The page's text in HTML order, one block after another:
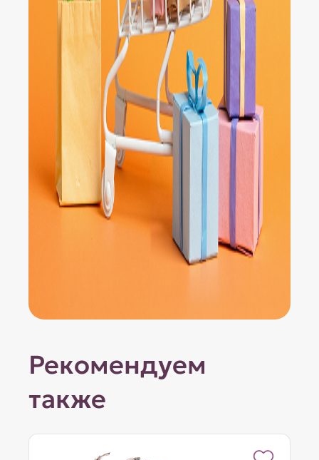
Рекомендуем
также